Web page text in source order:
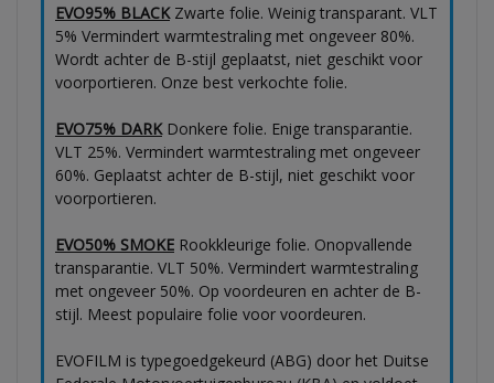
EVO95% BLACKZwarte folie. Weinig transparant. VLT
5% Vermindert warmtestraling met ongeveer 80%.
Wordt achter de B-stijl geplaatst, niet geschikt voor
voorportieren. Onze best verkochte folie.
EVO75% DARKDonkere folie. Enige transparantie.
VLT 25%. Vermindert warmtestraling met ongeveer
60%. Geplaatst achter de B-stijl, niet geschikt voor
voorportieren.
EVO50% SMOKE Rookkleurige folie. Onopvallende
transparantie. VLT 50%. Vermindert warmtestraling
met ongeveer 50%. Op voordeuren en achter de B-
stijl. Meest populaire folie voor voordeuren.
EVOFILM is typegoedgekeurd (ABG) door het Duitse